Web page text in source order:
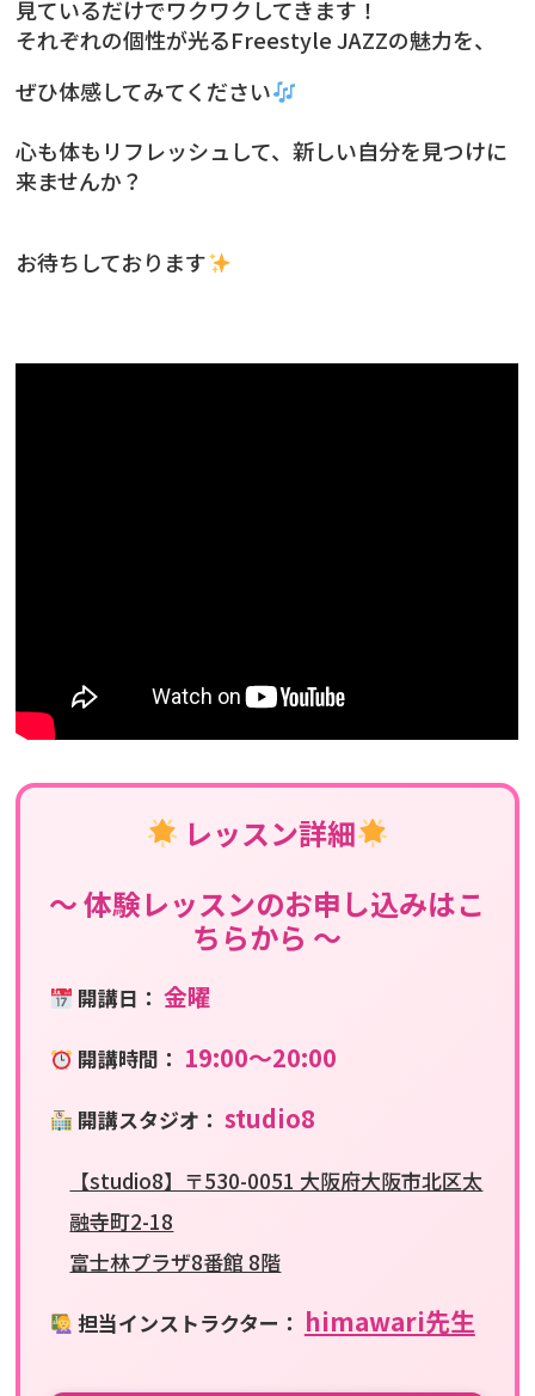
見ているだけでワクワクしてきます！
それぞれの個性が光るFreestyle JAZZの魅力を、
ぜひ体感してみてください
心も体もリフレッシュして、新しい自分を見つけに
来ませんか？
お待ちしております
レッスン詳細
〜 体験レッスンのお申し込みはこ
ちらから 〜
開講日： 金曜
開講時間： 19:00〜20:00
開講スタジオ： studio8
【studio8】〒530-0051 大阪府大阪市北区太
融寺町2-18
富士林プラザ8番館 8階
担当インストラクター： himawari先生